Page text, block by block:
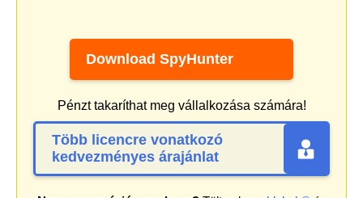
Download SpyHunter
Pénzt takaríthat meg vállalkozása számára!
Több licencre vonatkozó
kedvezményes árajánlat